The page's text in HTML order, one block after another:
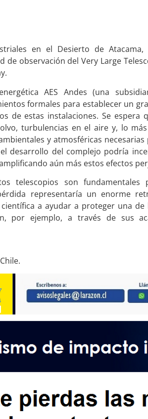
en el Desierto de
observación del Very Large
AES Andes (una
formales para establecer un
de estas instalaciones. Se espera
turbulencias en el aire y, lo
y atmosféricas
desarrollo del complejo podría
aún más estos efectos
telescopios son
representaría un enorme
a ayudar a proteger una de
por ejemplo, a través de sus